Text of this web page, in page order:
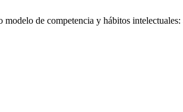
de competencia y hábitos